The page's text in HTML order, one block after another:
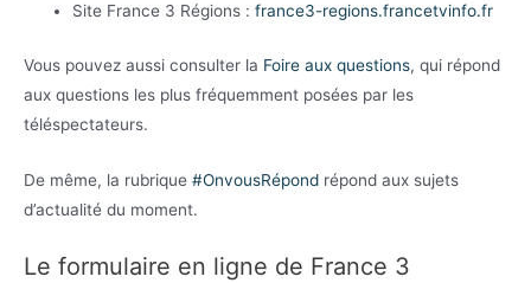
Site France 3 Régions : france3-regions.francetvinfo.fr
Vous pouvez aussi consulter la Foire aux questions, qui répond
aux questions les plus fréquemment posées par les
téléspectateurs.
De même, la rubrique #OnvousRépond répond aux sujets
d’actualité du moment.
Le formulaire en ligne de France 3